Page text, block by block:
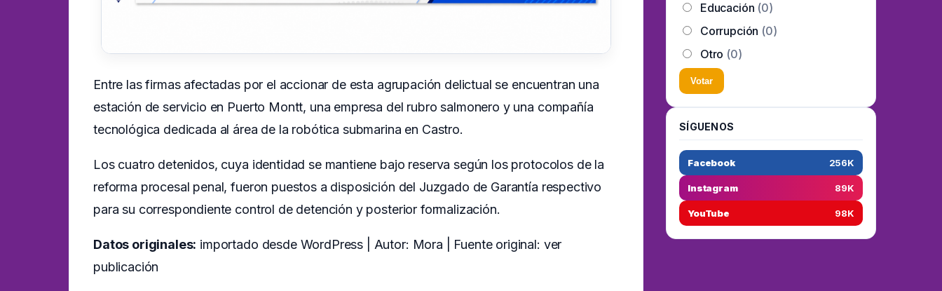
Entre las firmas afectadas por el accionar de esta agrupación delictual se encuentran una
estación de servicio en Puerto Montt, una empresa del rubro salmonero y una compañía
tecnológica dedicada al área de la robótica submarina en Castro.
Los cuatro detenidos, cuya identidad se mantiene bajo reserva según los protocolos de la
reforma procesal penal, fueron puestos a disposición del Juzgado de Garantía respectivo
para su correspondiente control de detención y posterior formalización.
Datos originales: importado desde WordPress | Autor: Mora | Fuente original: ver
publicación
Educación (0)
Corrupción (0)
Otro (0)
Votar
SÍGUENOS
Facebook 256K
Instagram 89K
YouTube 98K